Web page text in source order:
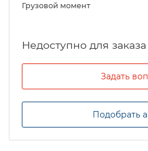
Грузовой момент
Задать
Подобрать